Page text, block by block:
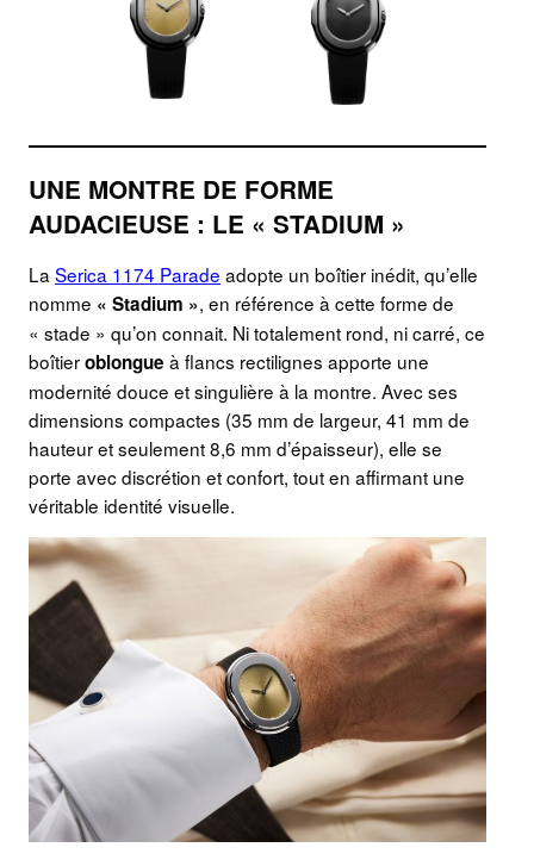
UNE MONTRE DE FORME
AUDACIEUSE : LE « STADIUM »
La Serica 1174 Parade adopte un boîtier inédit, qu’elle
nomme « Stadium », en référence à cette forme de
« stade » qu’on connait. Ni totalement rond, ni carré, ce
boîtieroblongue à flancs rectilignes apporte une
modernité douce et singulière à la montre. Avec ses
dimensions compactes (35 mm de largeur, 41 mm de
hauteur et seulement 8,6 mm d’épaisseur), elle se
porte avec discrétion et confort, tout en affirmant une
véritable identité visuelle.